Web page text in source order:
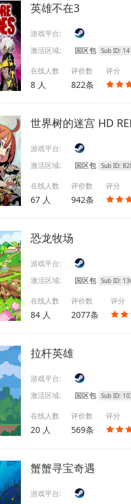
英雄不在3
游戏平台:
激活区域:
国区包 Sub ID:
在线人数
8 人
评价数
822条
评分
 
世界树的迷宫 HD
游戏平台:
激活区域:
国区包 Sub ID:
在线人数
67 人
评价数
942条
评分
 
恐龙牧场
游戏平台:
激活区域:
国区包 Sub ID:
在线人数
84 人
评价数
2077条
评分
 
拉杆英雄
游戏平台:
激活区域:
国区包 Sub ID:
在线人数
20 人
评价数
569条
评分
 
蟹蟹寻宝奇遇
游戏平台: